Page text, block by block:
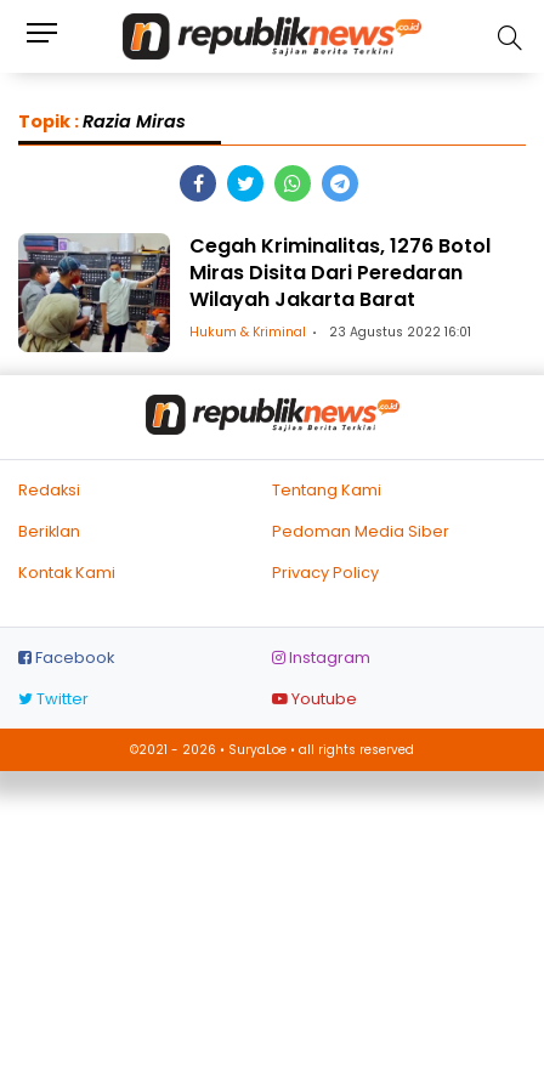
Topik :Razia Miras
Cegah Kriminalitas, 1276 Botol
Miras Disita Dari Peredaran
Wilayah Jakarta Barat
Hukum & Kriminal 23 Agustus 2022 16:01
Redaksi
Tentang Kami
Beriklan
Pedoman Media Siber
Kontak Kami
Privacy Policy
Facebook
Instagram
Twitter
Youtube
©2021 - 2026 • SuryaLoe • all rights reserved